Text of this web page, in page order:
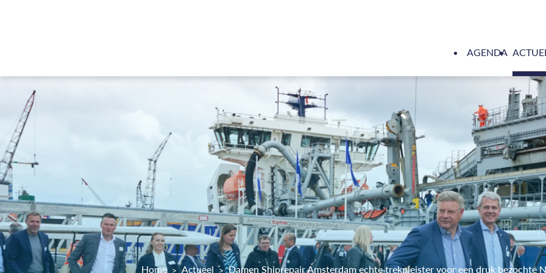
AGENDA
Home Actueel Damen Shiprepair Amsterdam echte trekpleister voor een druk bezochte